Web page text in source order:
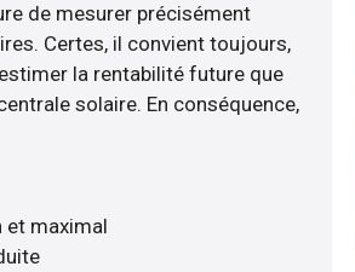
de mesurer précisément
Certes, il convient toujours,
la rentabilité future que
solaire. En conséquence,
et maximal